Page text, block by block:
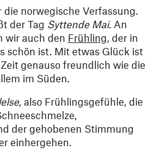
die norwegische Verfassung.
der Tag Syttende Mai. An
wir auch den Frühling, der in
schön ist. Mit etwas Glück ist
genauso freundlich wie die
im Süden.
, also Frühlingsgefühle, die
der gehobenen Stimmung
einhergehen.